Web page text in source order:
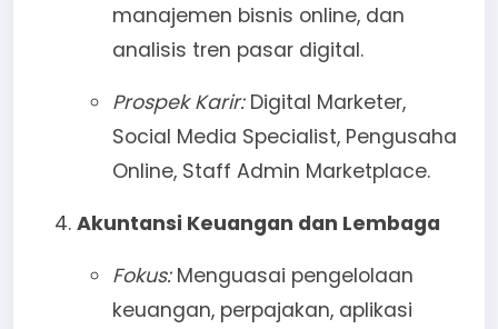
manajemen bisnis online, dan
analisis tren pasar digital.
Prospek Karir:Digital Marketer,
Social Media Specialist, Pengusaha
Online, Staff Admin Marketplace.
Akuntansi Keuangan dan Lembaga
Fokus:Menguasai pengelolaan
keuangan, perpajakan, aplikasi